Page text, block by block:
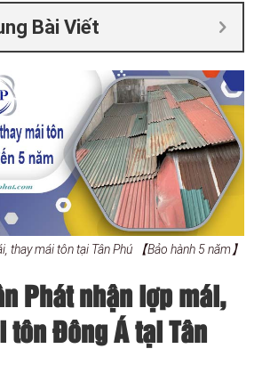
Bài Viết
thay mái tôn tại Tân Phú 【Bảo hành 5 năm】
Phát nhận lợp mái,
tôn Đông Á tại Tân